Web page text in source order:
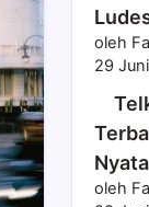
oleh
29
Nyata
oleh